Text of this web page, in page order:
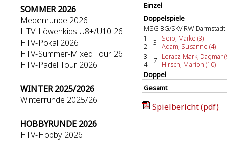
SOMMER 2026
Medenrunde 2026
HTV-Löwenkids U8+/U10 26
HTV-Pokal 2026
HTV-Summer-Mixed Tour 26
HTV-Padel Tour 2026
WINTER 2025/2026
Winterrunde 2025/26
HOBBYRUNDE 2026
HTV-Hobby 2026
Einzel
Doppelspiele
MSG BG/SKV RW Darmstadt
1
2
3
Seib, Maike (3)
Adam, Susanne (4)
3
4
7
Leracz-Mark, Dagmar
Hirsch, Marion (10)
Doppel
Gesamt
Spielbericht (pdf)